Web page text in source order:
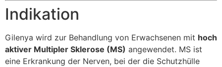
Indikation
Gilenya wird zur Behandlung von Erwachsenen mit hoch
aktiver Multipler Sklerose (MS) angewendet. MS ist
eine Erkrankung der Nerven, bei der die Schutzhülle